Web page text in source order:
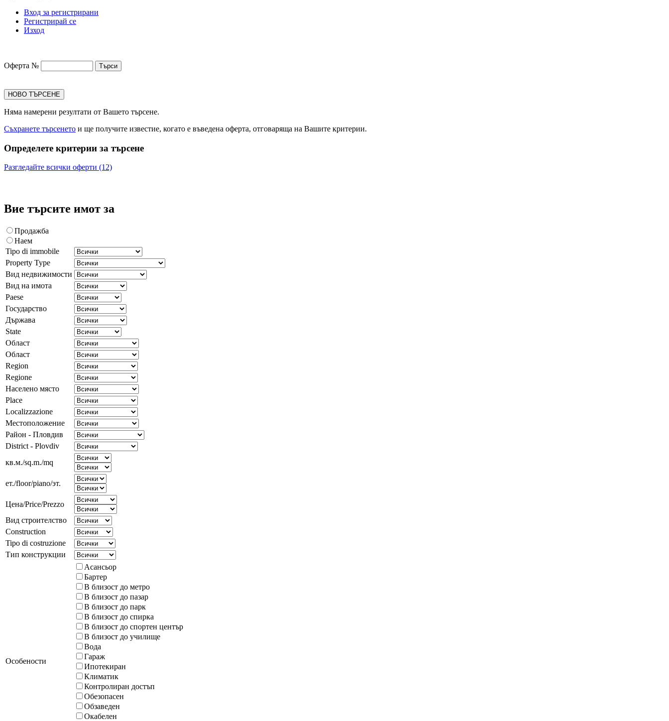
Вход за регистрирани
Регистрирай се
Изход
Оферта №
НОВО ТЪРСЕНЕ
Няма намерени резултати от Вашето търсене.
Съхранете търсенето и ще получите известие, когато е въведена оферта, отговаряща на Вашите критерии.
Определете критерии за търсене
Разгледайте всички оферти (12)
Вие търсите имот за
Продажба
Наем
Tipo di immobile
Property Type
Вид недвижимости
Вид на имота
Paese
Государство
Държава
State
Област
Област
Region
Regione
Населено място
Place
Localizzazione
Местоположение
Район - Пловдив
District - Plovdiv
кв.м./sq.m./mq
ет./floor/piano/эт.
Цена/Price/Prezzo
Вид строителство
Construction
Tipo di costruzione
Тип конструкции
Особености
Асансьор
Бартер
В близост до метро
В близост до пазар
В близост до парк
В близост до спирка
В близост до спортен център
В близост до училище
Вода
Гараж
Ипотекиран
Климатик
Контролиран достъп
Обезопасен
Обзаведен
Окабелен